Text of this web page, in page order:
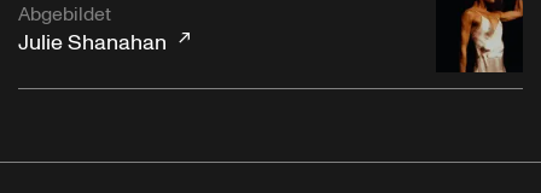
Abgebildet
Julie Shanahan